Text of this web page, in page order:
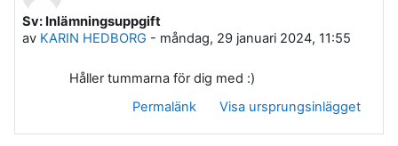
Sv: Inlämningsuppgift
av KARIN HEDBORG - måndag, 29 januari 2024, 11:55
Antal svar: 0
Håller tummarna för dig med :)
Permalänk
Visa ursprungsinlägget